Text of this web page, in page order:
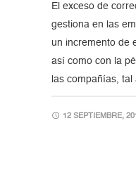
El exceso de
gestiona en las
un incremento de
así como con la
las compañías,
12 SEPTIEMBRE,